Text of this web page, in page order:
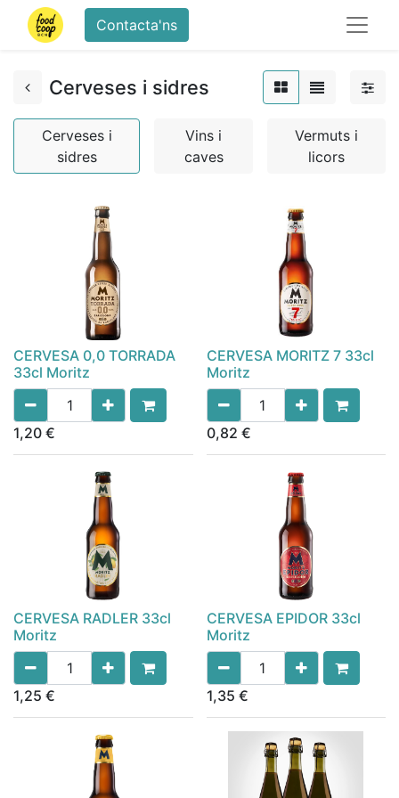
Contacta'ns
Cerveses i sidres
Cerveses i
sidres
Vins i
caves
Vermuts i
licors
CERVESA 0,0 TORRADA
33cl Moritz
1,20 €
CERVESA MORITZ 7 33cl
Moritz
0,82 €
CERVESA RADLER 33cl
Moritz
1,25 €
CERVESA EPIDOR 33cl
Moritz
1,35 €